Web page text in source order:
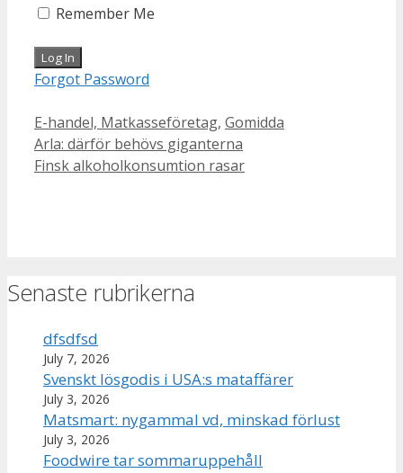
Remember Me
Forgot Password
Categories
E-handel, Matkasseföretag, Gomidda
Arla: därför behövs giganterna
Finsk alkoholkonsumtion rasar
Senaste rubrikerna
dfsdfsd
July 7, 2026
Svenskt lösgodis i USA:s mataffärer
July 3, 2026
Matsmart: nygammal vd, minskad förlust
July 3, 2026
Foodwire tar sommaruppehåll